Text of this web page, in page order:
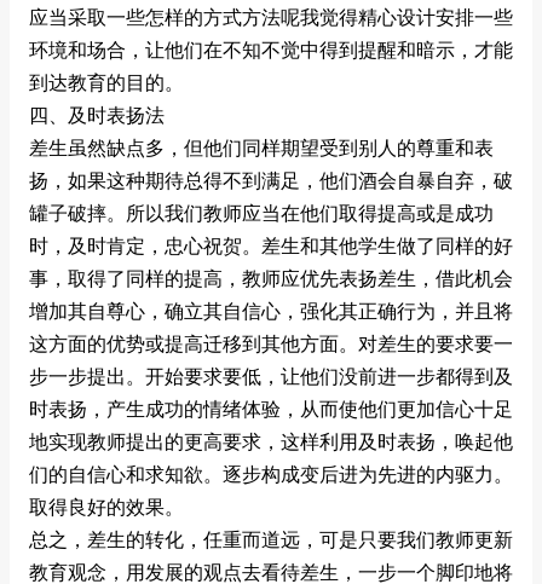
应当采取一些怎样的方式方法呢我觉得精心设计安排一些
环境和场合，让他们在不知不觉中得到提醒和暗示，才能
到达教育的目的。
四、及时表扬法
差生虽然缺点多，但他们同样期望受到别人的尊重和表
扬，如果这种期待总得不到满足，他们酒会自暴自弃，破
罐子破摔。所以我们教师应当在他们取得提高或是成功
时，及时肯定，忠心祝贺。差生和其他学生做了同样的好
事，取得了同样的提高，教师应优先表扬差生，借此机会
增加其自尊心，确立其自信心，强化其正确行为，并且将
这方面的优势或提高迁移到其他方面。对差生的要求要一
步一步提出。开始要求要低，让他们没前进一步都得到及
时表扬，产生成功的情绪体验，从而使他们更加信心十足
地实现教师提出的更高要求，这样利用及时表扬，唤起他
们的自信心和求知欲。逐步构成变后进为先进的内驱力。
取得良好的效果。
总之，差生的转化，任重而道远，可是只要我们教师更新
教育观念，用发展的观点去看待差生，一步一个脚印地将